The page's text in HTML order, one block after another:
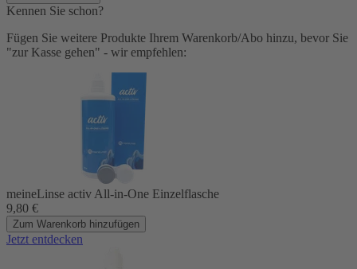
Kennen Sie schon?
Fügen Sie weitere Produkte Ihrem Warenkorb/Abo hinzu, bevor Sie
"zur Kasse gehen" - wir empfehlen:
meineLinse activ All-in-One Einzelflasche
9,80 €
Zum Warenkorb hinzufügen
Jetzt entdecken